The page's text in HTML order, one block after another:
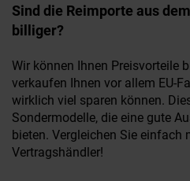
Sind die Reimporte aus
billiger?
Wir können Ihnen Preisvorteile
verkaufen Ihnen vor allem EU-
wirklich viel sparen können.
Sondermodelle, die eine gute
bieten. Vergleichen Sie einfach
Vertragshändler!